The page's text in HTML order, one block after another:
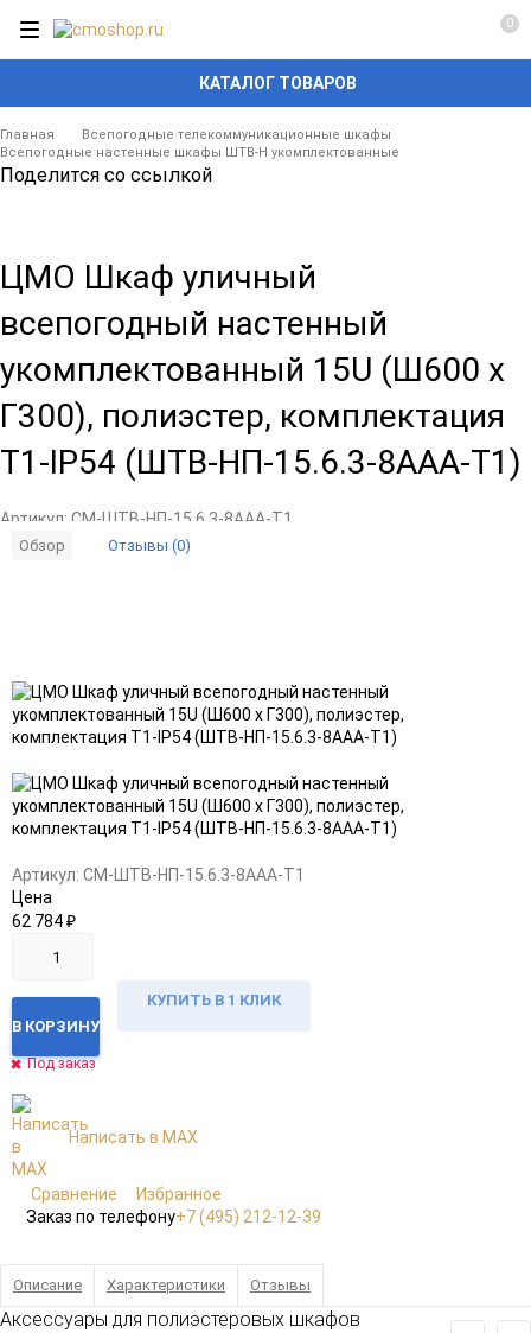
КАТАЛОГ ТОВАРОВ
0
Главная
Всепогодные телекоммуникационные шкафы
Всепогодные настенные шкафы ШТВ-Н укомплектованные
Поделится со ссылкой
ЦМО Шкаф уличный
всепогодный настенный
укомплектованный 15U (Ш600 х
Г300), полиэстер, комплектация
T1-IP54 (ШТВ-НП-15.6.3-8ААА-Т1)
Артикул: CM-ШТВ-НП-15.6.3-8ААА-Т1
Обзор Отзывы (0)
в
избранное
к
сравнению
Артикул: CM-ШТВ-НП-15.6.3-8ААА-Т1
Цена
62 784₽
В КОРЗИНУ
КУПИТЬ В 1 КЛИК
Под заказ
Написать в MAX
Сравнение
Избранное
Заказ по телефону+7 (495) 212-12-39
Описание Характеристики Отзывы
Аксессуары для полиэстеровых шкафов